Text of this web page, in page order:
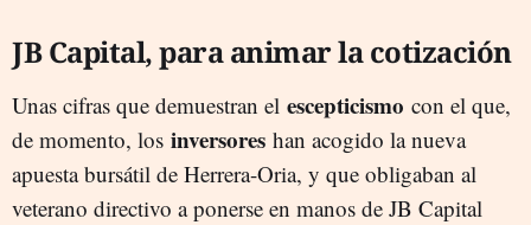
JB Capital, para animar la cotización
Unas cifras que demuestran el escepticismo con el que,
de momento, los inversores han acogido la nueva
apuesta bursátil de Herrera-Oria, y que obligaban al
veterano directivo a ponerse en manos de JB Capital